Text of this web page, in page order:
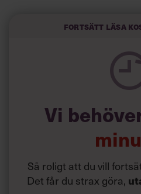
Fortsätt läsa
Vi
Så roligt att du vill
Det får du strax göra,